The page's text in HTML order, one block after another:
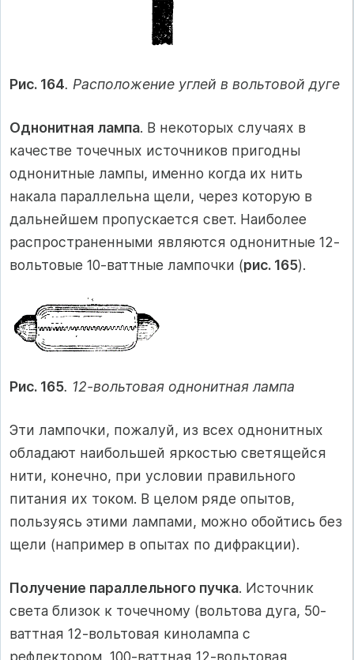
Рис. 164. Расположение углей в вольтовой дуге
Однонитная лампа. В некоторых случаях в
качестве точечных источников пригодны
однонитные лампы, именно когда их нить
накала параллельна щели, через которую в
дальнейшем пропускается свет. Наиболее
распространенными являются однонитные 12-
вольтовые 10-ваттные лампочки (рис. 165).
Рис. 165. 12-вольтовая однонитная лампа
Эти лампочки, пожалуй, из всех однонитных
обладают наибольшей яркостью светящейся
нити, конечно, при условии правильного
питания их током. В целом ряде опытов,
пользуясь этими лампами, можно обойтись без
щели (например в опытах по дифракции).
Получение параллельного пучка. Источник
света близок к точечному (вольтова дуга, 50-
ваттная 12-вольтовая кинолампа с